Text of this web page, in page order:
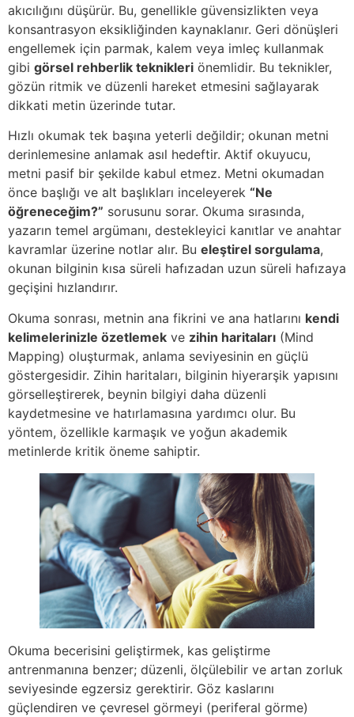
akıcılığını düşürür. Bu, genellikle güvensizlikten veya
konsantrasyon eksikliğinden kaynaklanır. Geri dönüşleri
engellemek için parmak, kalem veya imleç kullanmak
gibi görsel rehberlik teknikleri önemlidir. Bu teknikler,
gözün ritmik ve düzenli hareket etmesini sağlayarak
dikkati metin üzerinde tutar.
Hızlı okumak tek başına yeterli değildir; okunan metni
derinlemesine anlamak asıl hedeftir. Aktif okuyucu,
metni pasif bir şekilde kabul etmez. Metni okumadan
önce başlığı ve alt başlıkları inceleyerek “Ne
öğreneceğim?” sorusunu sorar. Okuma sırasında,
yazarın temel argümanı, destekleyici kanıtlar ve anahtar
kavramlar üzerine notlar alır. Bu eleştirel sorgulama,
okunan bilginin kısa süreli hafızadan uzun süreli hafızaya
geçişini hızlandırır.
Okuma sonrası, metnin ana fikrini ve ana hatlarını kendi
kelimelerinizle özetlemek ve zihin haritaları (Mind
Mapping) oluşturmak, anlama seviyesinin en güçlü
göstergesidir. Zihin haritaları, bilginin hiyerarşik yapısını
görselleştirerek, beynin bilgiyi daha düzenli
kaydetmesine ve hatırlamasına yardımcı olur. Bu
yöntem, özellikle karmaşık ve yoğun akademik
metinlerde kritik öneme sahiptir.
Okuma becerisini geliştirmek, kas geliştirme
antrenmanına benzer; düzenli, ölçülebilir ve artan zorluk
seviyesinde egzersiz gerektirir. Göz kaslarını
güçlendiren ve çevresel görmeyi (periferal görme)